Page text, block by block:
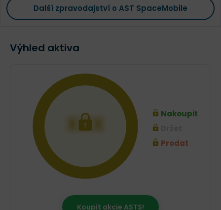
Další zpravodajství o AST SpaceMobile
Výhled aktiva
XXX
Nakoupit
Prodat
Koupit akcie ASTS!